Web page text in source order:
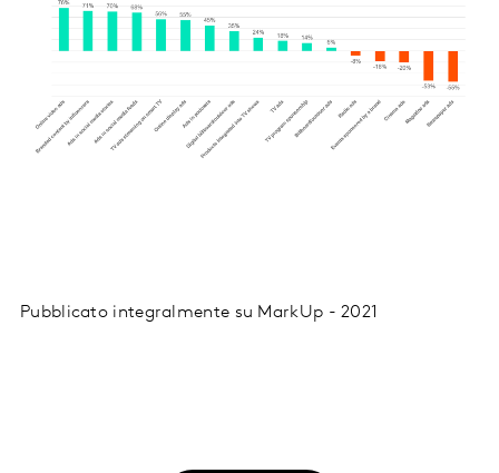
Pubblicato integralmente su MarkUp - 2021